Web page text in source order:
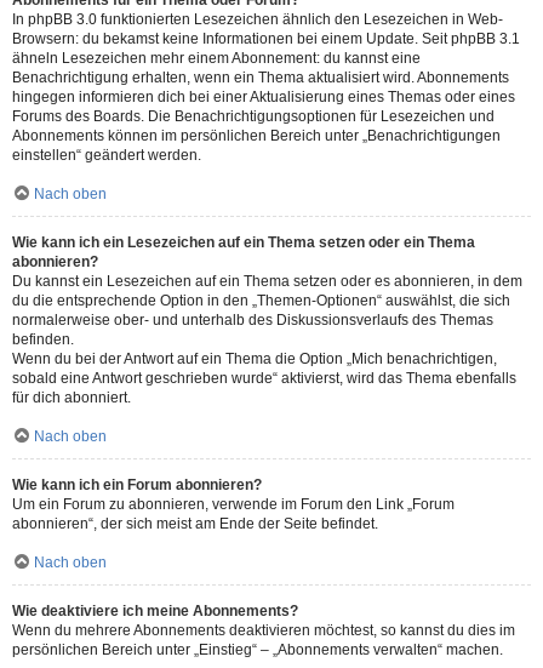
In phpBB 3.0 funktionierten Lesezeichen ähnlich den Lesezeichen in Web-
Browsern: du bekamst keine Informationen bei einem Update. Seit phpBB 3.1
ähneln Lesezeichen mehr einem Abonnement: du kannst eine
Benachrichtigung erhalten, wenn ein Thema aktualisiert wird. Abonnements
hingegen informieren dich bei einer Aktualisierung eines Themas oder eines
Forums des Boards. Die Benachrichtigungsoptionen für Lesezeichen und
Abonnements können im persönlichen Bereich unter „Benachrichtigungen
einstellen“ geändert werden.
Nach oben
Wie kann ich ein Lesezeichen auf ein Thema setzen oder ein Thema
abonnieren?
Du kannst ein Lesezeichen auf ein Thema setzen oder es abonnieren, in dem
du die entsprechende Option in den „Themen-Optionen“ auswählst, die sich
normalerweise ober- und unterhalb des Diskussionsverlaufs des Themas
befinden.
Wenn du bei der Antwort auf ein Thema die Option „Mich benachrichtigen,
sobald eine Antwort geschrieben wurde“ aktivierst, wird das Thema ebenfalls
für dich abonniert.
Nach oben
Wie kann ich ein Forum abonnieren?
Um ein Forum zu abonnieren, verwende im Forum den Link „Forum
abonnieren“, der sich meist am Ende der Seite befindet.
Nach oben
Wie deaktiviere ich meine Abonnements?
Wenn du mehrere Abonnements deaktivieren möchtest, so kannst du dies im
persönlichen Bereich unter „Einstieg“ – „Abonnements verwalten“ machen.